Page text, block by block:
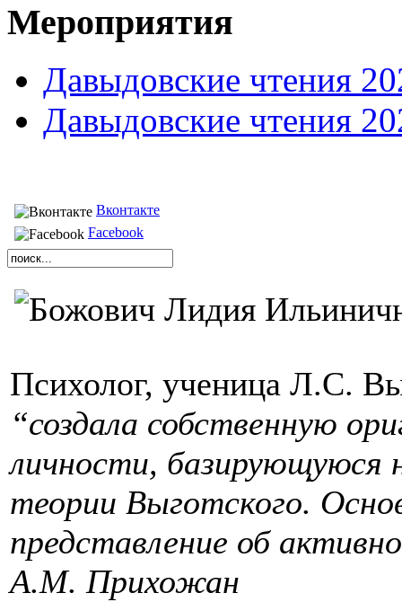
Мероприятия
Давыдовские чтения
Давыдовские чтения
Вконтакте
Facebook
Психолог, ученица Л.С.
“создала собственную
личности, базирующуюся
теории Выготского.
представление об
А.М. Прихожан